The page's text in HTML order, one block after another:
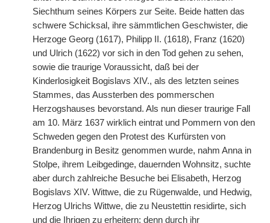
Siechthum seines Körpers zur Seite. Beide hatten das
schwere Schicksal, ihre sämmtlichen Geschwister, die
Herzoge Georg (1617), Philipp II. (1618), Franz (1620)
und Ulrich (1622) vor sich in den Tod gehen zu sehen,
sowie die traurige Voraussicht, daß bei der
Kinderlosigkeit Bogislavs XIV., als des letzten seines
Stammes, das Aussterben des pommerschen
Herzogshauses bevorstand. Als nun dieser traurige Fall
am 10. März 1637 wirklich eintrat und Pommern von den
Schweden gegen den Protest des Kurfürsten von
Brandenburg in Besitz genommen wurde, nahm Anna in
Stolpe, ihrem Leibgedinge, dauernden Wohnsitz, suchte
aber durch zahlreiche Besuche bei Elisabeth, Herzog
Bogislavs XIV. Wittwe, die zu Rügenwalde, und Hedwig,
Herzog Ulrichs Wittwe, die zu Neustettin residirte, sich
und die Ihrigen zu erheitern; denn durch ihr